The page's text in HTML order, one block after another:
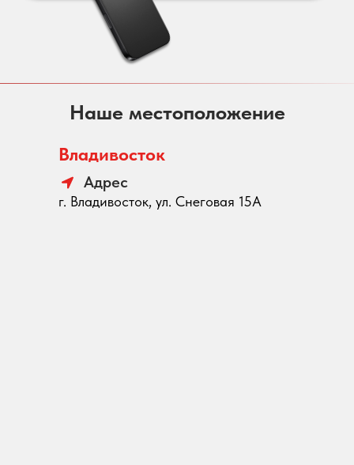
Наше местоположение
Владивосток
Адрес
г. Владивосток, ул. Снеговая 15А